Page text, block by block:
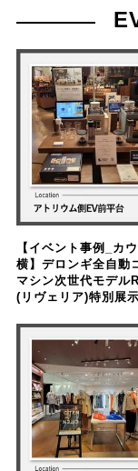
【イベント事例_カ
横】デロンギ全自動
マシン次世代モデル
(リヴェリア)特別展